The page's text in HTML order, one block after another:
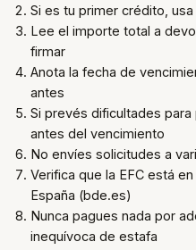
Si es tu primer crédito,
Lee el importe total a
firmar
Anota la fecha de
antes
Si prevés dificultades para
antes del vencimiento
No envíes solicitudes a
Verifica que la EFC está
España (bde.es)
Nunca pagues nada por
inequívoca de estafa